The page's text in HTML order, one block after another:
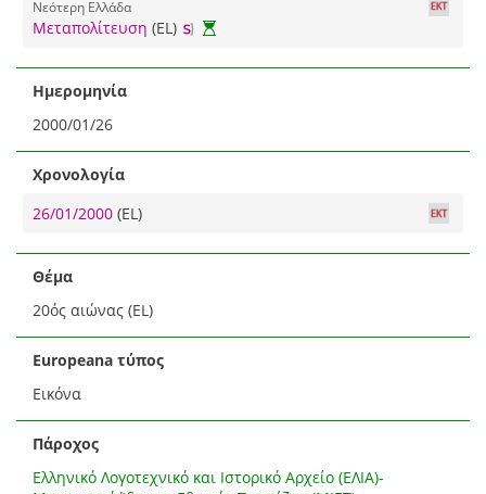
Νεότερη Ελλάδα
Μεταπολίτευση (EL)
Ημερομηνία
2000/01/26
Χρονολογία
26/01/2000 (EL)
Θέμα
20ός αιώνας (EL)
Europeana τύπος
Εικόνα
Πάροχος
Ελληνικό Λογοτεχνικό και Ιστορικό Αρχείο (ΕΛΙΑ)-